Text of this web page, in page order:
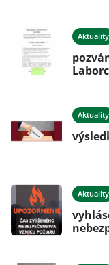
Aktuality
Aktuality
Aktuality